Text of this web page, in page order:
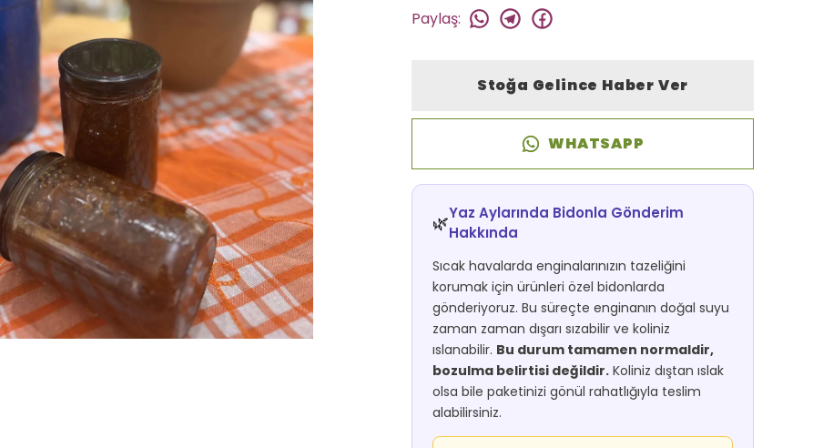
Paylaş:
Stoğa Gelince Haber Ver
WHATSAPP
🌿Yaz Aylarında Bidonla Gönderim
Hakkında
Sıcak havalarda enginalarınızın tazeliğini
korumak için ürünleri özel bidonlarda
gönderiyoruz. Bu süreçte enginanın doğal suyu
zaman zaman dışarı sızabilir ve koliniz
ıslanabilir. Bu durum tamamen normaldir,
bozulma belirtisi değildir. Koliniz dıştan ıslak
olsa bile paketinizi gönül rahatlığıyla teslim
alabilirsiniz.